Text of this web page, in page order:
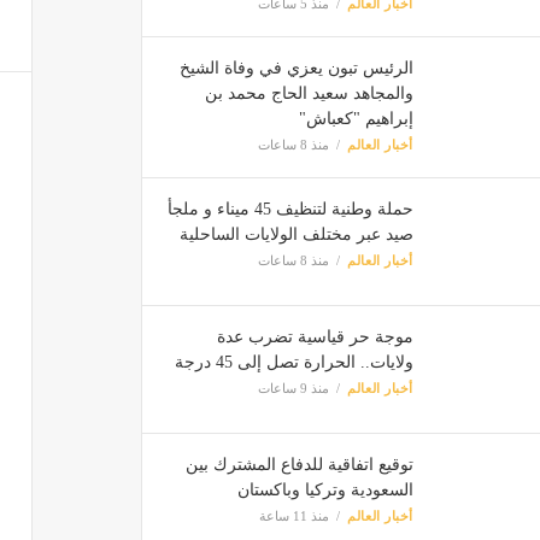
أخبار العالم منذ 5 ساعات
الرئيس تبون يعزي في وفاة الشيخ
والمجاهد سعيد الحاج محمد بن
إبراهيم "كعباش"
أخبار العالم منذ 8 ساعات
حملة وطنية لتنظيف 45 ميناء و ملجأ
صيد عبر مختلف الولايات الساحلية
أخبار العالم منذ 8 ساعات
موجة حر قياسية تضرب عدة
ولايات.. الحرارة تصل إلى 45 درجة
أخبار العالم منذ 9 ساعات
توقيع اتفاقية للدفاع المشترك بين
السعودية وتركيا وباكستان
أخبار العالم منذ 11 ساعة